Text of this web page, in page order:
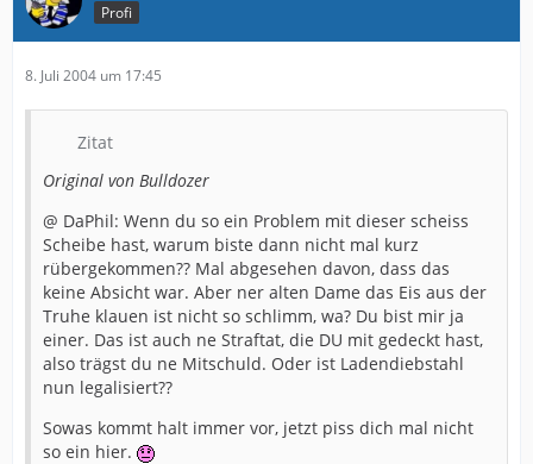
Profi
8. Juli 2004 um 17:45
Zitat
Original von Bulldozer
@ DaPhil: Wenn du so ein Problem mit dieser scheiss
Scheibe hast, warum biste dann nicht mal kurz
rübergekommen?? Mal abgesehen davon, dass das
keine Absicht war. Aber ner alten Dame das Eis aus der
Truhe klauen ist nicht so schlimm, wa? Du bist mir ja
einer. Das ist auch ne Straftat, die DU mit gedeckt hast,
also trägst du ne Mitschuld. Oder ist Ladendiebstahl
nun legalisiert??
Sowas kommt halt immer vor, jetzt piss dich mal nicht
so ein hier.